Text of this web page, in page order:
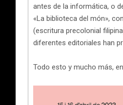
antes de la informática, o
«La biblioteca del món»,
(escritura precolonial
diferentes editoriales han
Todo esto y mucho más,